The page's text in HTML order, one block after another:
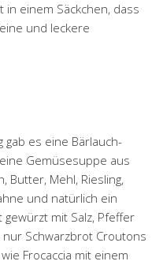
in einem Säckchen, dass
und leckere
gab es eine Bärlauch-
Gemüsesuppe aus
Butter, Mehl, Riesling,
und natürlich ein
mit Salz, Pfeffer
nur Schwarzbrot Croutons
Frocaccia mit einem